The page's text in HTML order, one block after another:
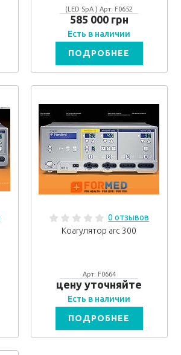
(LED SpA ) Арт: F0652
585 000 грн
Есть в наличии
ПОДРОБНЕЕ
0 отзывов
Коагулятор arc 300
Арт: F0664
цену уточняйте
Есть в наличии
ПОДРОБНЕЕ